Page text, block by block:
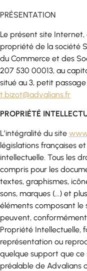
PRÉSENTATION
Le présent site
propriété de la société
du Commerce et des
207 530 00013, au
situé au 3, petit
t.bizot@advalians.fr
PROPRIÉTÉ
L’intégralité du site
législations françaises
intellectuelle. Tous les
compris pour les
textes, graphismes,
sons, marques (…) et
éléments composant le
peuvent, conformément
Propriété Intellectuelle,
représentation ou
quelque support que ce
préalable de Advalians